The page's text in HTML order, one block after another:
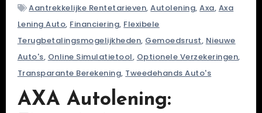
Aantrekkelijke Rentetarieven,Autolening,Axa, Axa
Lening Auto, Financiering, Flexibele
Terugbetalingsmogelijkheden, Gemoedsrust, Nieuwe
Auto's, Online Simulatietool, Optionele Verzekeringen,
Transparante Berekening, Tweedehands Auto's
AXA Autolening: